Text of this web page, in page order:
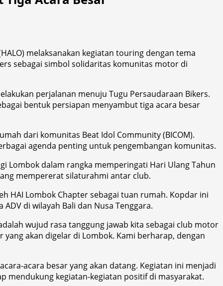
melaksanakan kegiatan touring dengan tema
sebagai simbol solidaritas komunitas motor di
perjalanan menuju Tugu Persaudaraan Bikers.
bentuk persiapan menyambut tiga acara besar
dari komunitas Beat Idol Community (BICOM).
agenda penting untuk pengembangan komunitas.
Lombok dalam rangka memperingati Hari Ulang Tahun
mempererat silaturahmi antar club.
HAI Lombok Chapter sebagai tuan rumah. Kopdar ini
di wilayah Bali dan Nusa Tenggara.
wujud rasa tanggung jawab kita sebagai club motor
akan digelar di Lombok. Kami berharap, dengan
acara besar yang akan datang. Kegiatan ini menjadi
mendukung kegiatan-kegiatan positif di masyarakat.